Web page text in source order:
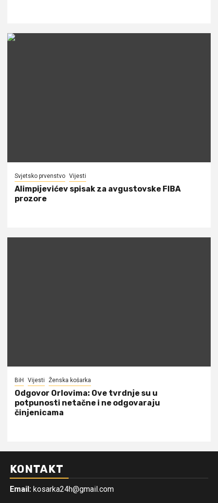
Svjetsko prvenstvo Vijesti
Alimpijevićev spisak za avgustovske FIBA
prozore
BiH Vijesti Ženska košarka
Odgovor Orlovima: ​Ove tvrdnje su u
potpunosti netačne i ne odgovaraju
činjenicama
KONTAKT
Email: kosarka24h@gmail.com